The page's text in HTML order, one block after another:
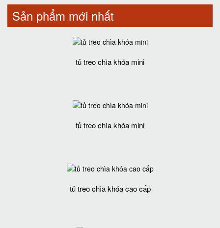
Sản phẩm mới nhất
tủ treo chìa khóa mini
tủ treo chìa khóa mini
tủ treo chìa khóa cao cấp